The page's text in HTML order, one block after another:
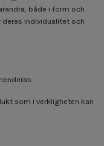
både i form och
individualitet och
som i verkligheten kan